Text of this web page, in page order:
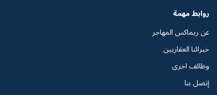
روابط مهمة
عن ريماكس المهاجر
خبرائنا العقاريين
وظائف اخرى
إتصل بنا